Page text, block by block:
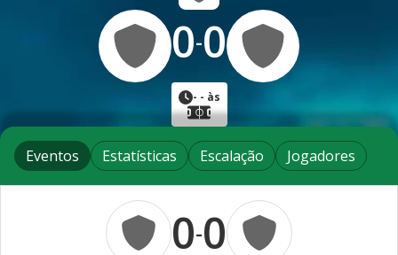
0-0
- - às
Eventos Estatísticas Escalação Jogadores
0-0